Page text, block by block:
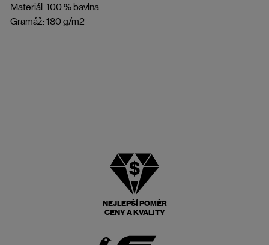
Materiál: 100 % bavlna
Gramáž: 180 g/m2
NEJLEPŠÍ POMĚR
CENY A KVALITY